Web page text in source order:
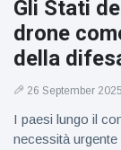
Gli Stati
drone
della
26 September 2025
I paesi lungo il
necessità